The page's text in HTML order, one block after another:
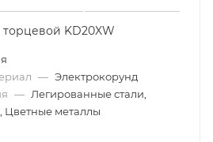
KD20XW
— Электрокорунд
— Легированные стали,
Цветные металлы